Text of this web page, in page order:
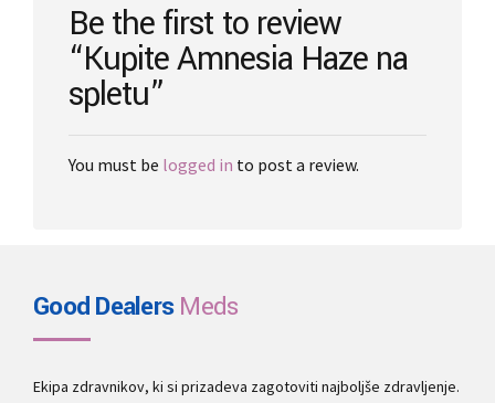
Be the first to review
“Kupite Amnesia Haze na
spletu”
You must be logged in to post a review.
Good DealersMeds
Ekipa zdravnikov, ki si prizadeva zagotoviti najboljše zdravljenje.